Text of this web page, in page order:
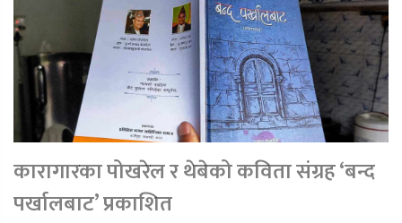
कारागारका पोखरेल र थेबेको कविता संग्रह ‘बन्द
पर्खालबाट’ प्रकाशित